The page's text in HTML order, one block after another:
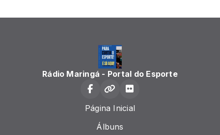
Rádio Maringá - Portal do Esporte
Página Inicial
Álbuns